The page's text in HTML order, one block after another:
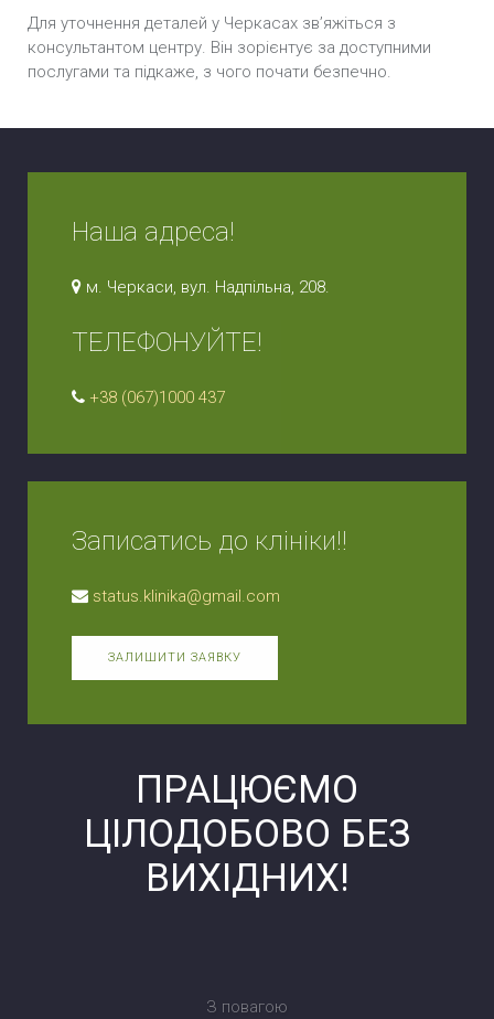
Для уточнення деталей у Черкасах звʼяжіться з
консультантом центру. Він зорієнтує за доступними
послугами та підкаже, з чого почати безпечно.
Наша адреса!
м. Черкаси, вул. Надпільна, 208.
ТЕЛЕФОНУЙТЕ!
+38 (067)1000 437
Записатись до клініки!!
status.klinika@gmail.com
ЗАЛИШИТИ ЗАЯВКУ
ПРАЦЮЄМО
ЦІЛОДОБОВО БЕЗ
ВИХІДНИХ!
З повагою